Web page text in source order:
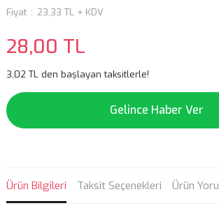
Fiyat
23,33 TL + KDV
28,00 TL
3,02 TL den başlayan taksitlerle!
Gelince Haber Ver
Ürün Bilgileri Taksit Seçenekleri Ürün